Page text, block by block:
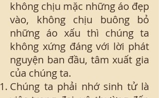
không chịu mặc những áo đẹp
vào, không chịu buông bỏ
những áo xấu thì chúng ta
không xứng đáng với lời phát
nguyện ban đầu, tâm xuất gia
của chúng ta.
Chúng ta phải nhớ sinh tử là